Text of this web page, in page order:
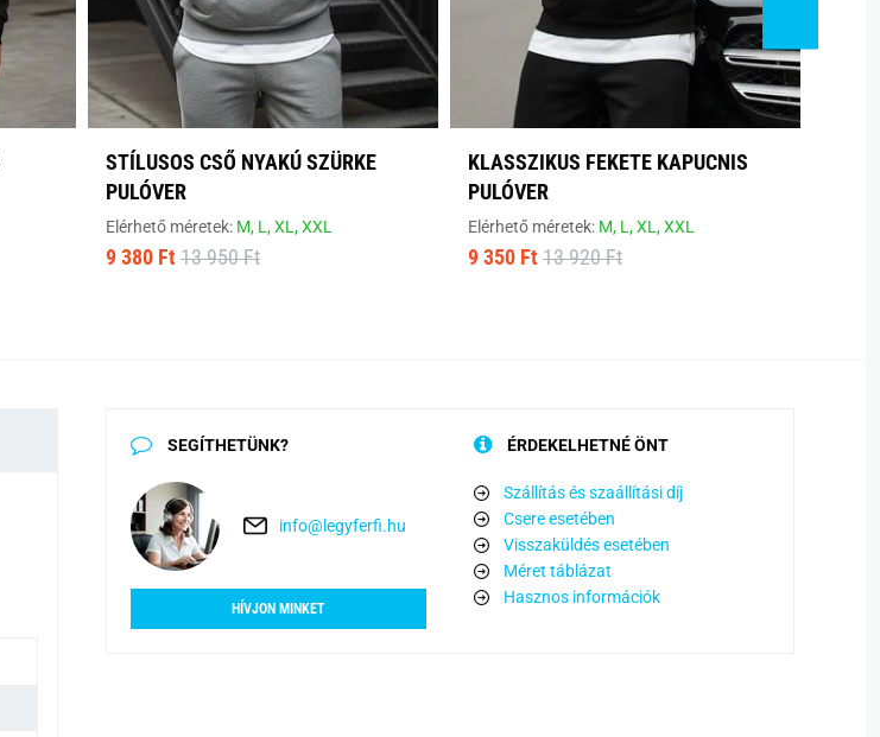
STÍLUSOS CSŐ NYAKÚ SZÜRKE
PULÓVER
Elérhető méretek: M, L,XL,XXL
9 380 Ft 13 950 Ft
KLASSZIKUS FEKETE KAPUCNIS
PULÓVER
Elérhető méretek: M, L,XL,XXL
9 350 Ft 13 920 Ft
SEGÍTHETÜNK?
info@legyferfi.hu
HÍVJON MINKET
ÉRDEKELHETNÉ ÖNT
Szállítás és szaállítási díj
Csere esetében
Visszaküldés esetében
Méret táblázat
Hasznos információk